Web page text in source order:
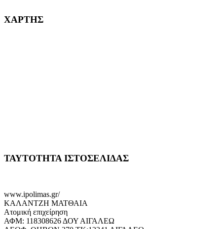
ΧΑΡΤΗΣ
ΤΑΥΤΟΤΗΤΑ ΙΣΤΟΣΕΛΙΔΑΣ
www.ipolimas.gr/
ΚΑΛΑΝΤΖΗ ΜΑΤΘΑΙΑ
Ατομική επιχείρηση
ΑΦΜ: 118308626 ΔΟΥ ΑΙΓΑΛΕΩ